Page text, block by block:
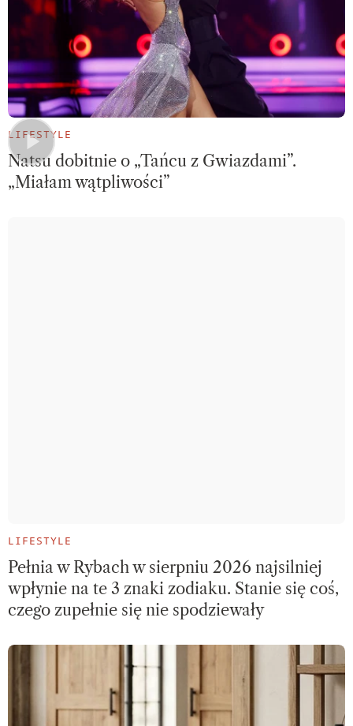
LIFESTYLE
Natsu dobitnie o „Tańcu z Gwiazdami”.
„Miałam wątpliwości”
LIFESTYLE
Pełnia w Rybach w sierpniu 2026 najsilniej
wpłynie na te 3 znaki zodiaku. Stanie się coś,
czego zupełnie się nie spodziewały